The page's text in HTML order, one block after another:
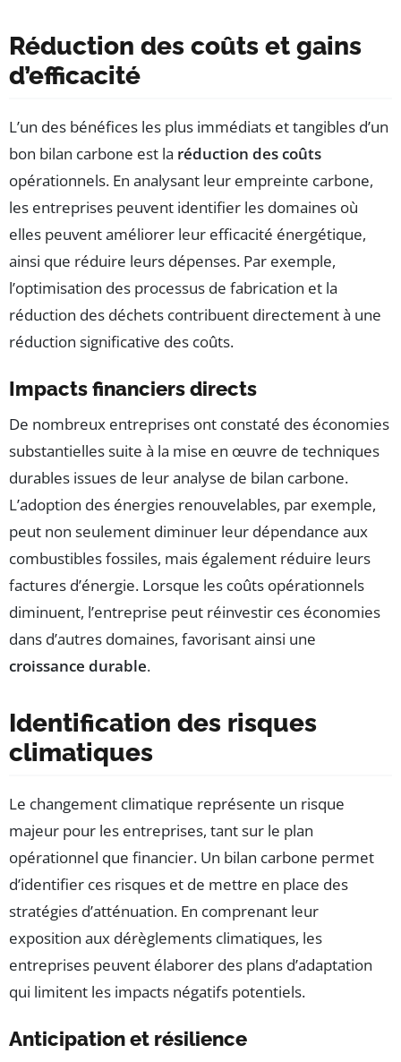
Réduction des coûts et gains
d’efficacité
L’un des bénéfices les plus immédiats et tangibles d’un
bon bilan carbone est la réduction des coûts
opérationnels. En analysant leur empreinte carbone,
les entreprises peuvent identifier les domaines où
elles peuvent améliorer leur efficacité énergétique,
ainsi que réduire leurs dépenses. Par exemple,
l’optimisation des processus de fabrication et la
réduction des déchets contribuent directement à une
réduction significative des coûts.
Impacts financiers directs
De nombreux entreprises ont constaté des économies
substantielles suite à la mise en œuvre de techniques
durables issues de leur analyse de bilan carbone.
L’adoption des énergies renouvelables, par exemple,
peut non seulement diminuer leur dépendance aux
combustibles fossiles, mais également réduire leurs
factures d’énergie. Lorsque les coûts opérationnels
diminuent, l’entreprise peut réinvestir ces économies
dans d’autres domaines, favorisant ainsi une
croissance durable.
Identification des risques
climatiques
Le changement climatique représente un risque
majeur pour les entreprises, tant sur le plan
opérationnel que financier. Un bilan carbone permet
d’identifier ces risques et de mettre en place des
stratégies d’atténuation. En comprenant leur
exposition aux dérèglements climatiques, les
entreprises peuvent élaborer des plans d’adaptation
qui limitent les impacts négatifs potentiels.
Anticipation et résilience